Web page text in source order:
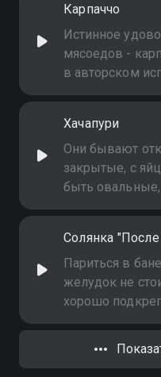
не только
Карпаччо
Истинное
мясоедов -
в авторском
Лазерсона: в
Хачапури
Они бывают
закрытые, с
быть
конечно,
на сковороде.
уверен - это не
сыром, на
гораздо…
Солянка
Париться в
желудок не
хорошо
Фирменная
Лазерсона -
конечно, с